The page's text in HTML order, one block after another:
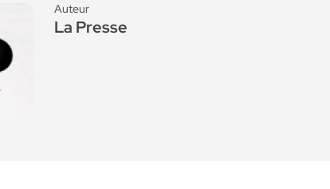
Auteur
La Presse